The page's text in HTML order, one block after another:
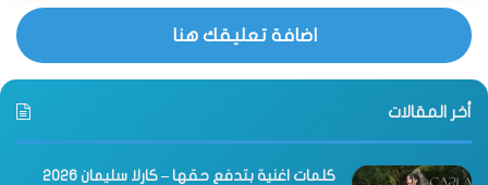
اضافة تعليقك هنا
أخر المقالات
كلمات اغنية بتدفع حقها – كارلا سليمان 2026